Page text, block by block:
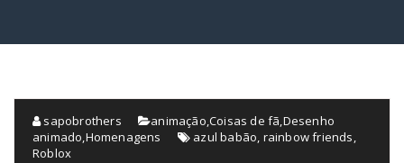
sapobrothers animação,Coisas de fã,Desenho
animado,Homenagens azul babão, rainbow friends,
Roblox